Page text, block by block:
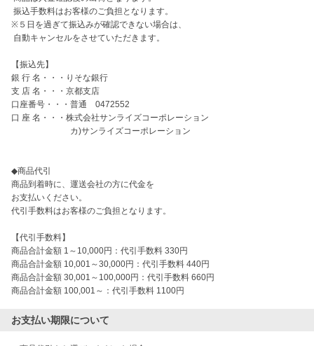
※５日を過ぎて振込みが確認できない場合は、
【振込先】
銀 行 名・・・りそな銀行
支 店 名・・・京都支店
口座番号・・・普通　0472552
口 座 名・・・株式会社サンライズコーポレーション
カ)サンライズコーポレーション
◆商品代引
商品到着時に、運送会社の方に代金を
お支払いください。
代引手数料はお客様のご負担となります。
【代引手数料】
商品合計金額 1～10,000円：代引手数料 330円
商品合計金額 10,001～30,000円：代引手数料 440円
商品合計金額 30,001～100,000円：代引手数料 660円
お支払い期限について